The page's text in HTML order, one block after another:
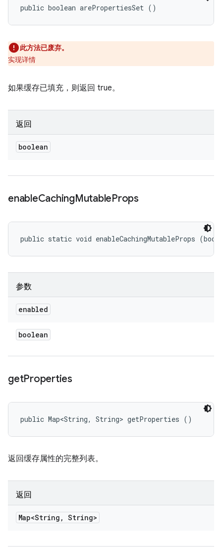
public boolean arePropertiesSet ()
此方法已废弃。
实现详情
如果缓存已填充，则返回 true。
返回
boolean
enableCachingMutableProps
public static void enableCachingMutableProps
参数
enabled
boolean
getProperties
public Map<String, String> getProperties ()
返回缓存属性的完整列表。
返回
Map<String , String>